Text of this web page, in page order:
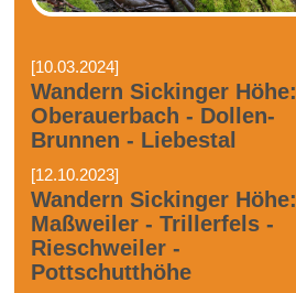
[10.03.2024]
Wandern Sickinger Höhe:
Oberauerbach - Dollen-
Brunnen - Liebestal
[12.10.2023]
Wandern Sickinger Höhe:
Maßweiler - Trillerfels -
Rieschweiler -
Pottschutthöhe